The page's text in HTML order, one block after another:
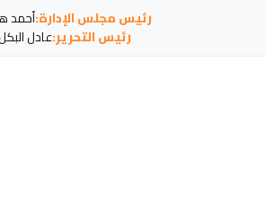
رئيس مجلس الإدارة:أحمد
رئيس التحرير:عادل البكل